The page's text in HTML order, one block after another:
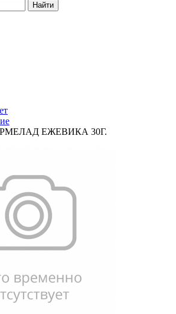
Найти
ЕЖЕВИКА 30Г.